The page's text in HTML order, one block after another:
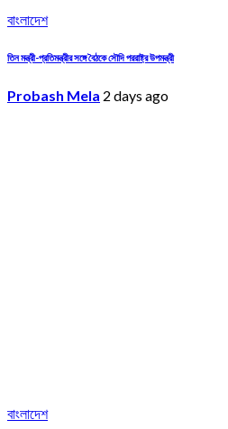
বাংলাদেশ
তিন মন্ত্রী-প্রতিমন্ত্রীর সঙ্গে বৈঠকে সৌদি পররাষ্ট্র উপমন্ত্রী
Probash Mela 2 days ago
বাংলাদেশ